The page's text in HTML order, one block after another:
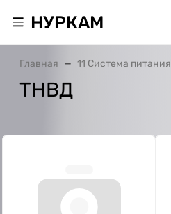
НУРКАМ
Главная 11 Система питания
ТНВД